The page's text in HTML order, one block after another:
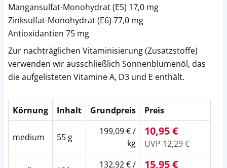
Mangansulfat-Monohydrat (E5) 17,0 mg
Zinksulfat-Monohydrat (E6) 77,0 mg
Antioxidantien 75 mg
Zur nachträglichen Vitaminisierung (Zusatzstoffe)
verwenden wir ausschließlich Sonnenblumenöl, das
die aufgelisteten Vitamine A, D3 und E enthält.
Körnung Inhalt Grundpreis Preis
medium 55 g
199,09 € /
kg
10,95 €
UVP 12,29 €
132,92 € /
15,95 €